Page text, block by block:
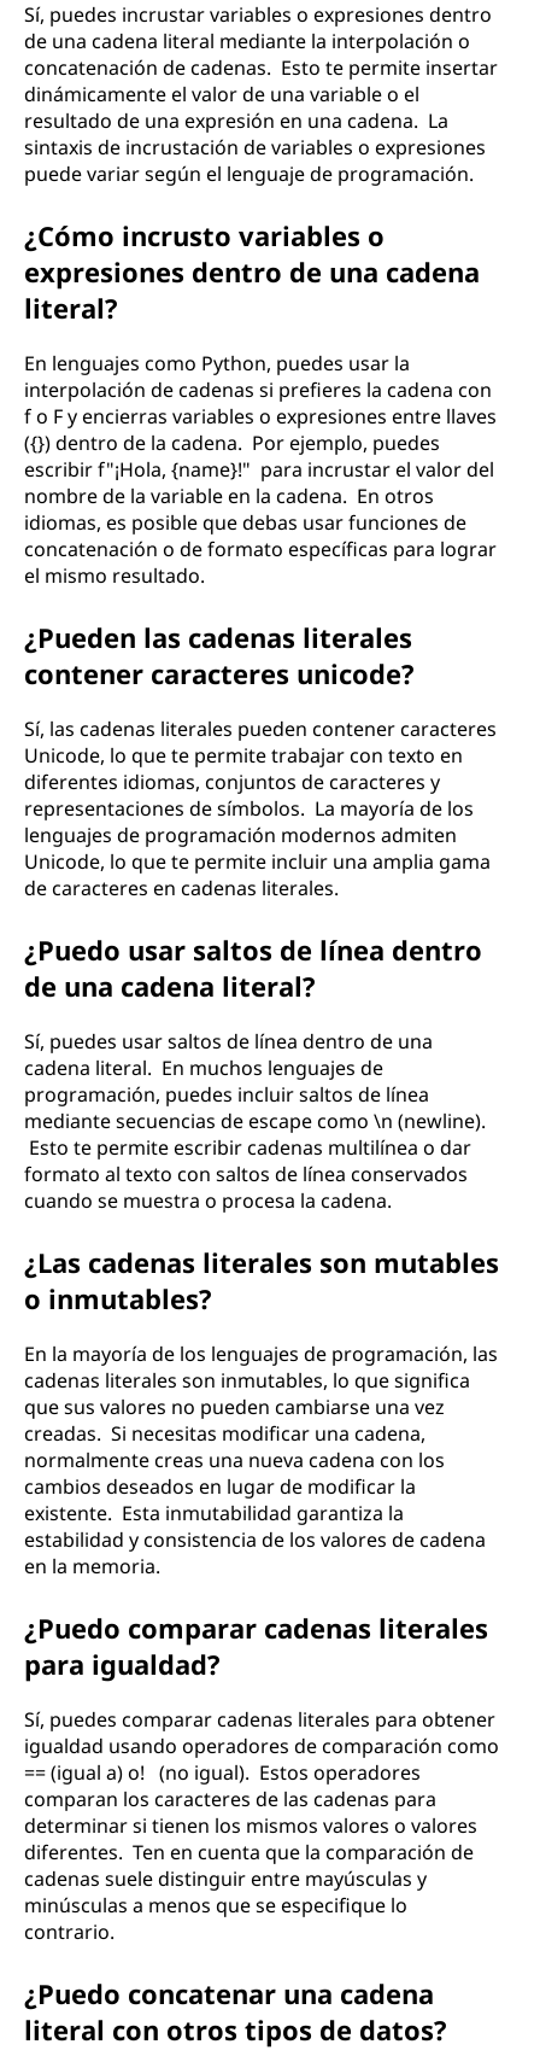
Sí, puedes incrustar variables o expresiones dentro
de una cadena literal mediante la interpolación o
concatenación de cadenas. Esto te permite insertar
dinámicamente el valor de una variable o el
resultado de una expresión en una cadena. La
sintaxis de incrustación de variables o expresiones
puede variar según el lenguaje de programación.
¿Cómo incrusto variables o
expresiones dentro de una cadena
literal?
En lenguajes como Python, puedes usar la
interpolación de cadenas si prefieres la cadena con
f o F y encierras variables o expresiones entre llaves
({}) dentro de la cadena. Por ejemplo, puedes
escribir f"¡Hola, {name}!" para incrustar el valor del
nombre de la variable en la cadena. En otros
idiomas, es posible que debas usar funciones de
concatenación o de formato específicas para lograr
el mismo resultado.
¿Pueden las cadenas literales
contener caracteres unicode?
Sí, las cadenas literales pueden contener caracteres
Unicode, lo que te permite trabajar con texto en
diferentes idiomas, conjuntos de caracteres y
representaciones de símbolos. La mayoría de los
lenguajes de programación modernos admiten
Unicode, lo que te permite incluir una amplia gama
de caracteres en cadenas literales.
¿Puedo usar saltos de línea dentro
de una cadena literal?
Sí, puedes usar saltos de línea dentro de una
cadena literal. En muchos lenguajes de
programación, puedes incluir saltos de línea
mediante secuencias de escape como \n (newline).
Esto te permite escribir cadenas multilínea o dar
formato al texto con saltos de línea conservados
cuando se muestra o procesa la cadena.
¿Las cadenas literales son mutables
o inmutables?
En la mayoría de los lenguajes de programación, las
cadenas literales son inmutables, lo que significa
que sus valores no pueden cambiarse una vez
creadas. Si necesitas modificar una cadena,
normalmente creas una nueva cadena con los
cambios deseados en lugar de modificar la
existente. Esta inmutabilidad garantiza la
estabilidad y consistencia de los valores de cadena
en la memoria.
¿Puedo comparar cadenas literales
para igualdad?
Sí, puedes comparar cadenas literales para obtener
igualdad usando operadores de comparación como
== (igual a) o! (no igual). Estos operadores
comparan los caracteres de las cadenas para
determinar si tienen los mismos valores o valores
diferentes. Ten en cuenta que la comparación de
cadenas suele distinguir entre mayúsculas y
minúsculas a menos que se especifique lo
contrario.
¿Puedo concatenar una cadena
literal con otros tipos de datos?